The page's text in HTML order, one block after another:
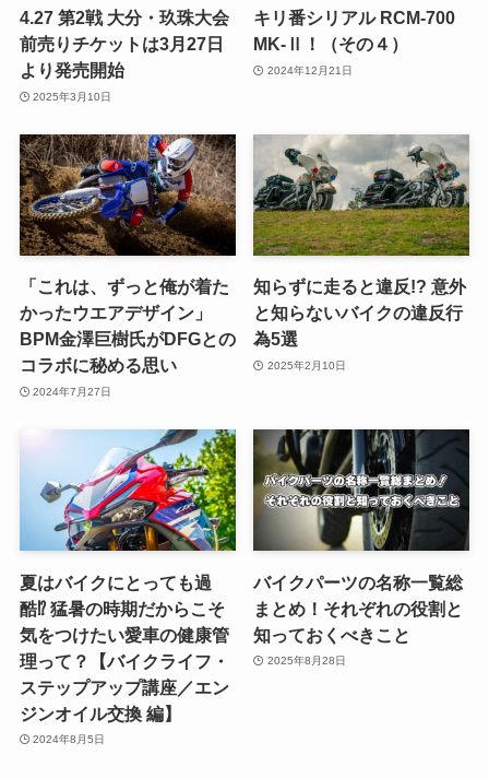
4.27 第2戦 大分・玖珠大会
前売りチケットは3月27日
より発売開始
2025年3月10日
キリ番シリアル RCM-700
MK-Ⅱ！（その４）
2024年12月21日
「これは、ずっと俺が着た
かったウエアデザイン」
BPM金澤巨樹氏がDFGとの
コラボに秘める思い
2024年7月27日
知らずに走ると違反!? 意外
と知らないバイクの違反行
為5選
2025年2月10日
夏はバイクにとっても過
酷⁉︎ 猛暑の時期だからこそ
気をつけたい愛車の健康管
理って？【バイクライフ・
ステップアップ講座／エン
ジンオイル交換 編】
2024年8月5日
バイクパーツの名称一覧総
まとめ！それぞれの役割と
知っておくべきこと
2025年8月28日